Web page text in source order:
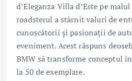
d’Eleganza Villa d’Este pe
roadsterul a stârnit valuri de
cunoscătorii şi pasionaţii de
eveniment. Acest răspuns
BMW să transforme conceptul
la 50 de exemplare.